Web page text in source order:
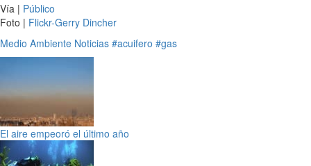
Vía | Público
Foto | Flickr-Gerry Dincher
Medio Ambiente Noticias #acuifero #gas
El aire empeoró el último año